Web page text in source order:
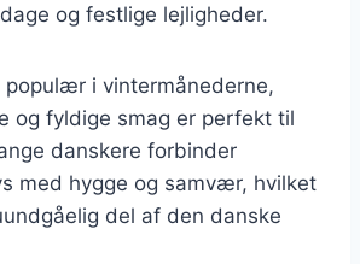
og festlige lejligheder.
populær i vintermånederne,
og fyldige smag er perfekt til
danskere forbinder
med hygge og samvær, hvilket
del af den danske